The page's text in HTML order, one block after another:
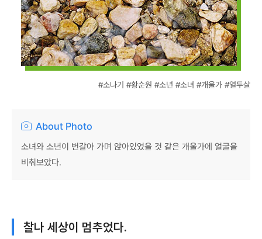
#소나기 #황순원 #소년 #소녀 #개울가 #열두살
About Photo
소녀와 소년이 번갈아 가며 앉아있었을 것 같은 개울가에 얼굴을
비춰보았다.
찰나 세상이 멈추었다.